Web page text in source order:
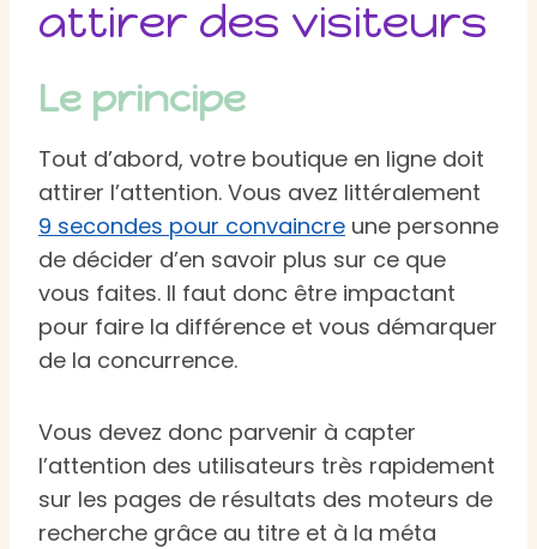
attirer des visiteurs
Le principe
Tout d’abord, votre boutique en ligne doit
attirer l’attention. Vous avez littéralement
9 secondes pour convaincre une personne
de décider d’en savoir plus sur ce que
vous faites. Il faut donc être impactant
pour faire la différence et vous démarquer
de la concurrence.
Vous devez donc parvenir à capter
l’attention des utilisateurs très rapidement
sur les pages de résultats des moteurs de
recherche grâce au titre et à la méta